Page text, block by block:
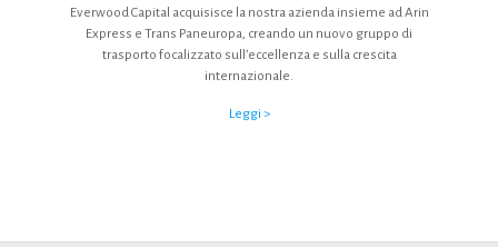
Everwood Capital acquisisce la nostra azienda insieme ad Arin
Express e Trans Paneuropa, creando un nuovo gruppo di
trasporto focalizzato sull’eccellenza e sulla crescita
internazionale.
Leggi >